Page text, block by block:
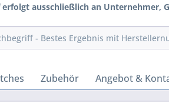
erfolgt ausschließlich an
Zubehör Angebot &